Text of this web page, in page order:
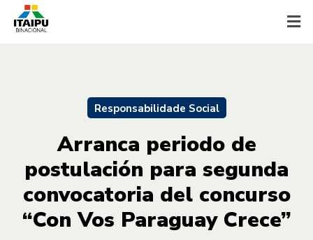
Responsabilidade Social
Arranca periodo de
postulación para segunda
convocatoria del concurso
“Con Vos Paraguay Crece”